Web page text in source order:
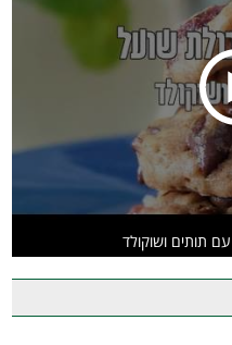
תותים ושוקולד